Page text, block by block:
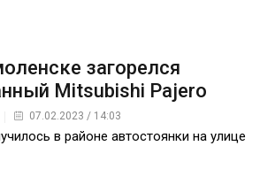
загорелся
Mitsubishi Pajero
07.02.2023 / 14:03
в районе автостоянки на улице